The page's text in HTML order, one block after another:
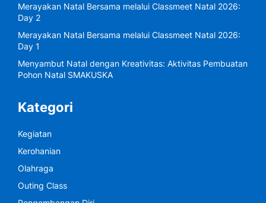
Merayakan Natal Bersama melalui Classmeet Natal 2026:
Day 2
Merayakan Natal Bersama melalui Classmeet Natal 2026:
Day 1
Menyambut Natal dengan Kreativitas: Aktivitas Pembuatan
Pohon Natal SMAKUSKA
Kategori
Kegiatan
Kerohanian
Olahraga
Outing Class